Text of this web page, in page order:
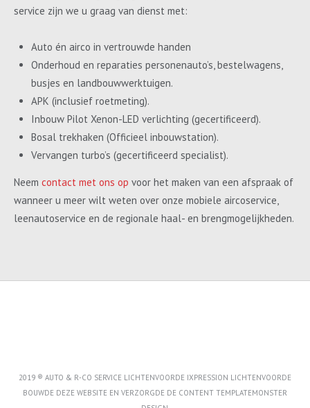
service zijn we u graag van dienst met:
Auto én airco in vertrouwde handen
Onderhoud en reparaties personenauto’s, bestelwagens,
busjes en landbouwwerktuigen.
APK (inclusief roetmeting).
Inbouw Pilot Xenon-LED verlichting (gecertificeerd).
Bosal trekhaken (Officieel inbouwstation).
Vervangen turbo’s (gecertificeerd specialist).
Neem contact met ons op voor het maken van een afspraak of
wanneer u meer wilt weten over onze mobiele aircoservice,
leenautoservice en de regionale haal- en brengmogelijkheden.
2019 ® AUTO & R-CO SERVICE LICHTENVOORDE IXPRESSION LICHTENVOORDE
BOUWDE DEZE WEBSITE EN VERZORGDE DE CONTENT TEMPLATEMONSTER